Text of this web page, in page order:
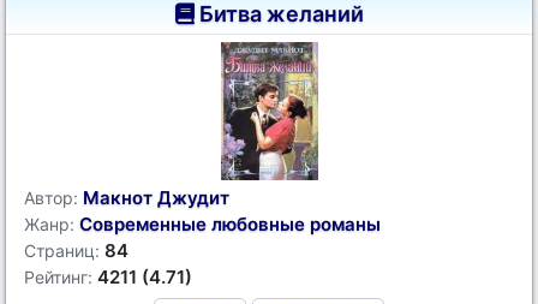
Битва желаний
Автор: Макнот Джудит
Жанр: Современные любовные романы
Страниц: 84
Рейтинг: 4211 (4.71)